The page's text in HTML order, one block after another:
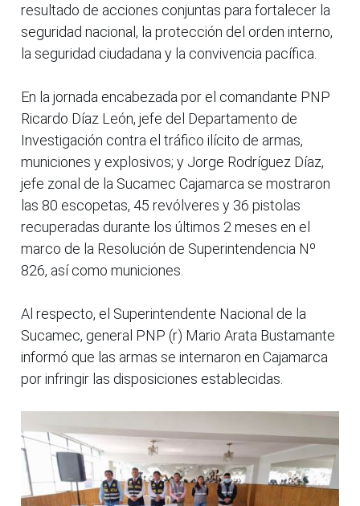
resultado de acciones conjuntas para fortalecer la
seguridad nacional, la protección del orden interno,
la seguridad ciudadana y la convivencia pacífica.
En la jornada encabezada por el comandante PNP
Ricardo Díaz León, jefe del Departamento de
Investigación contra el tráfico ilícito de armas,
municiones y explosivos; y Jorge Rodríguez Díaz,
jefe zonal de la Sucamec Cajamarca se mostraron
las 80 escopetas, 45 revólveres y 36 pistolas
recuperadas durante los últimos 2 meses en el
marco de la Resolución de Superintendencia Nº
826, así como municiones.
Al respecto, el Superintendente Nacional de la
Sucamec, general PNP (r) Mario Arata Bustamante
informó que las armas se internaron en Cajamarca
por infringir las disposiciones establecidas.